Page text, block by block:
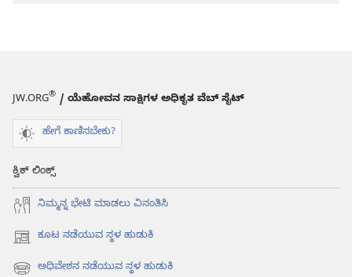
JW.ORG® / ಯೆಹೋವನ ಸಾಕ್ಷಿಗಳ ಅಧಿಕೃತ ವೆಬ್ ಸೈಟ್
ಹೇಗೆ ಕಾಣಿಸಬೇಕು?
ಕ್ವಿಕ್ ಲಿಂಕ್ಸ್
ನಿಮ್ಮನ್ನ ಭೇಟಿ ಮಾಡಲು ವಿನಂತಿಸಿ
ಕೂಟ ನಡೆಯುವ ಸ್ಥಳ ಹುಡುಕಿ
(opens
new ಅಧಿವೇಶನ ನಡೆಯುವ ಸ್ಥಳ ಹುಡುಕಿ